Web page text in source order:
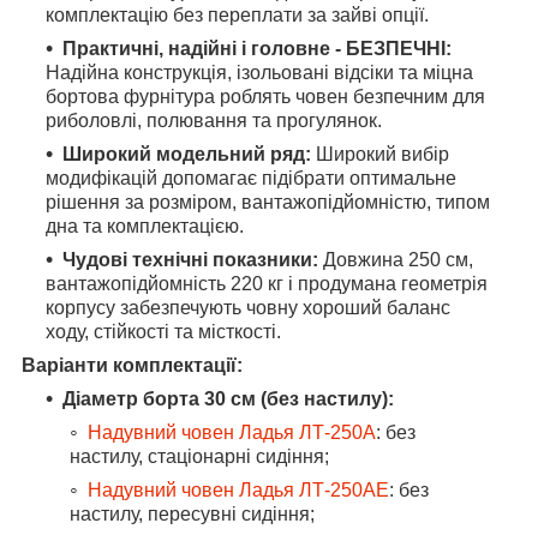
комплектацію без переплати за зайві опції.
Практичні, надійні і головне - БЕЗПЕЧНІ:
Надійна конструкція, ізольовані відсіки та міцна
бортова фурнітура роблять човен безпечним для
риболовлі, полювання та прогулянок.
Широкий модельний ряд: Широкий вибір
модифікацій допомагає підібрати оптимальне
рішення за розміром, вантажопідйомністю, типом
дна та комплектацією.
Чудові технічні показники: Довжина 250 см,
вантажопідйомність 220 кг і продумана геометрія
корпусу забезпечують човну хороший баланс
ходу, стійкості та місткості.
Варіанти комплектації:
Діаметр борта 30 см (без настилу):
Надувний човен Ладья ЛТ-250А: без
настилу, стаціонарні сидіння;
Надувний човен Ладья ЛТ-250АЕ: без
настилу, пересувні сидіння;